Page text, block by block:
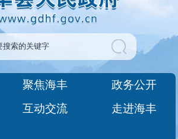
聚焦海丰
政务公开
互动交流
走进海丰